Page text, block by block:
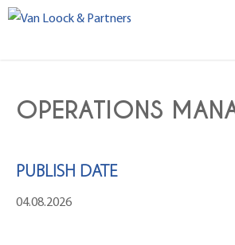
VACATURES
OPERATIONS
PUBLISH DATE
04.08.2026